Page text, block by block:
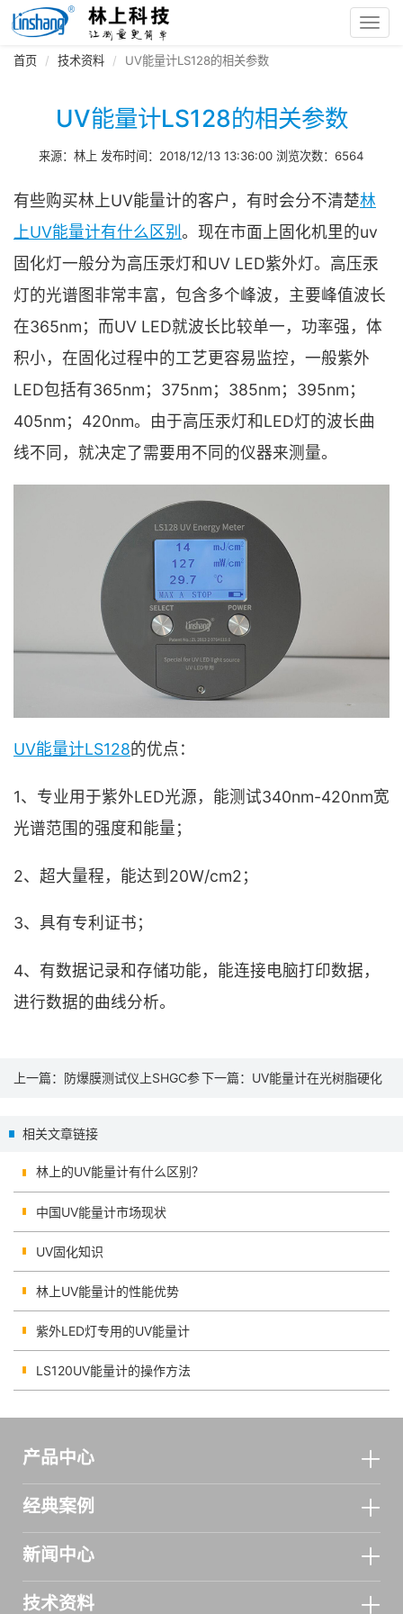
首页 技术资料 UV能量计LS128的相关参数
UV能量计LS128的相关参数
来源：林上 发布时间：2018/12/13 13:36:00 浏览次数：6564
有些购买林上UV能量计的客户，有时会分不清楚林
上UV能量计有什么区别 。现在市面上固化机里的uv
固化灯一般分为高压汞灯和UV LED紫外灯。高压汞
灯的光谱图非常丰富，包含多个峰波，主要峰值波长
在365nm；而UV LED就波长比较单一，功率强，体
积小，在固化过程中的工艺更容易监控，一般紫外
LED包括有365nm；375nm；385nm；395nm；
405nm；420nm。由于高压汞灯和LED灯的波长曲
线不同，就决定了需要用不同的仪器来测量。
UV能量计LS128的优点：
1、专业用于紫外LED光源，能测试340nm-420nm宽
光谱范围的强度和能量；
2、超大量程，能达到20W/cm2；
3、具有专利证书；
4、有数据记录和存储功能，能连接电脑打印数据，
进行数据的曲线分析。
上一篇： 防爆膜测试仪上SHGC参下一篇： UV能量计在光树脂硬化
相关文章链接
林上的UV能量计有什么区别？
中国UV能量计市场现状
UV固化知识
林上UV能量计的性能优势
紫外LED灯专用的UV能量计
LS120UV能量计的操作方法
产品中心
经典案例
新闻中心
技术资料